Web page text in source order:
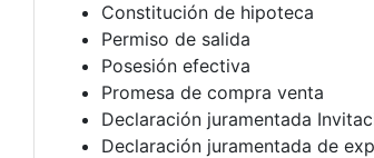
Constitución de hipoteca
Permiso de salida
Posesión efectiva
Promesa de compra venta
Declaración juramentada
Declaración juramentada de